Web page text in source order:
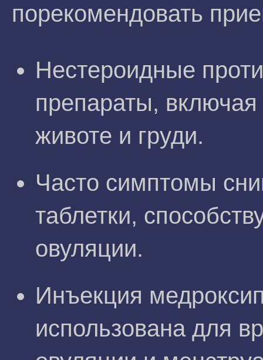
порекомендовать
Нестероидные
препараты, включая
животе и груди.
Часто симптомы
таблетки,
овуляции.
Инъекция
использована для